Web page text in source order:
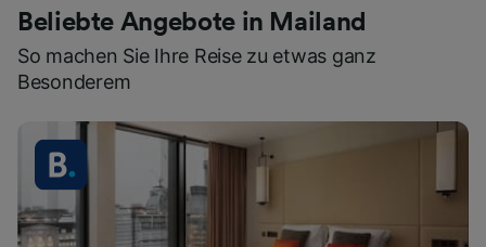
Beliebte Angebote in Mailand
So machen Sie Ihre Reise zu etwas ganz
Besonderem